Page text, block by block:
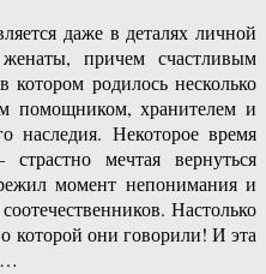
даже в деталях личной
причем счастливым
котором родилось несколько
помощником, хранителем и
наследия. Некоторое время
мечтая вернуться
момент непонимания и
Настолько
которой они говорили! И эта